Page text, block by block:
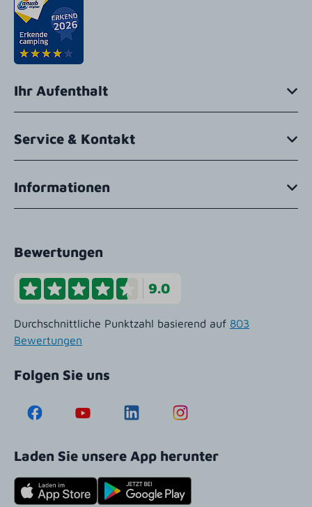
Ihr Aufenthalt
Service & Kontakt
Informationen
Bewertungen
9.0
Durchschnittliche Punktzahl basierend auf 803
Bewertungen
Folgen Sie uns
Laden Sie unsere App herunter